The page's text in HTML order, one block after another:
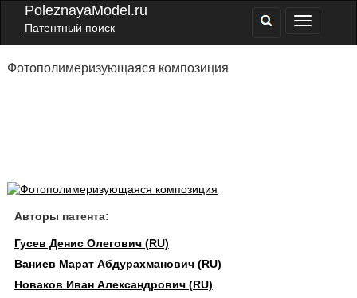
PoleznayaModel.ru
Патентный поиск
Фотополимеризующаяся композиция
Авторы патента:
Гусев Денис Олегович (RU)
Ваниев Марат Абдурахманович (RU)
Новаков Иван Александрович (RU)